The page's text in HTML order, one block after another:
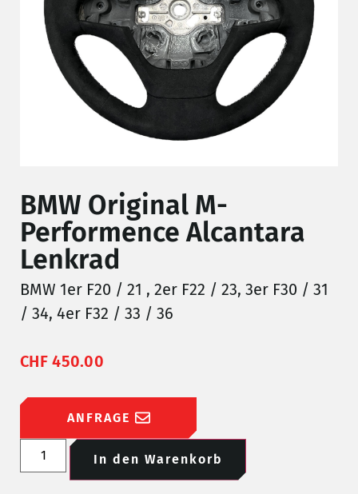
BMW Original M-
Performence Alcantara
Lenkrad
BMW 1er F20 / 21 , 2er F22 / 23, 3er F30 / 31
/ 34, 4er F32 / 33 / 36
CHF450.00
ANFRAGE
In den Warenkorb